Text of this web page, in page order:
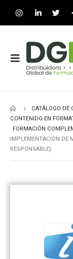
CATÁLOGO DE
CONTENIDO EN
FORMACIÓN
IMPLEMENTACIÓN DE
RESPONSABLE)